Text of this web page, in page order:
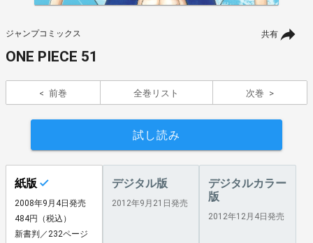
共有
ジャンプコミックス
ONE PIECE 51
前巻 全巻リスト 次巻
試し読み
紙版
2008年9月4日発売
484円（税込）
新書判／232ページ
デジタル版
2012年9月21日発売
デジタルカラー
版
2012年12月4日発売